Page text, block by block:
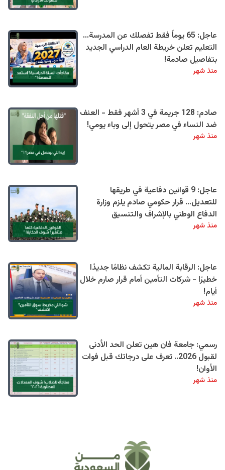
عاجل: 65 يوماً فقط تفصلك عن المدرسة...
التعليم تعلن خريطة العام الدراسي الجديد
بتفاصيل صادمة!
منذ شهر
صادم: 128 جريمة في 3 أشهر فقط - العنف
ضد النساء في مصر يتحول إلى وباء يومي!
منذ شهر
عاجل: 9 قوانين دفاعية في طريقها
للتعديل… قرار حكومي صادم يلزم وزارة
الدفاع الوطني بالإشراف والتنسيق
منذ شهر
عاجل: الرقابة المالية تكشف نظامًا جديدًا
خطيرًا - شركات التأمين أمام قرار صارم خلال
أيام!
منذ شهر
رسمي: جامعة فان هين تعلن الحد الأدنى
لقبول 2026.. تعرف على درجاتك قبل فوات
الأوان!
منذ شهر